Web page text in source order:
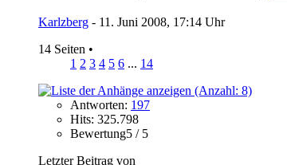
Karlzberg - 11. Juni 2008, 17:14 Uhr
14 Seiten •
1 2 3 4 5 6 ... 14
Antworten: 197
Hits: 325.798
Bewertung5 / 5
Letzter Beitrag von